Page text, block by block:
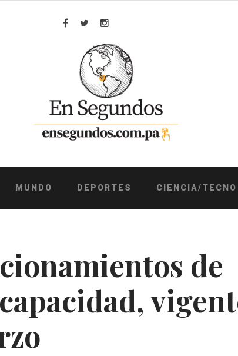
Facebook
TwitterInstagram
MUNDO DEPORTES CIENCIA/TECNO
de